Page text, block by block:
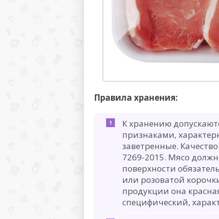
Правила хранения:
К хранению
признаками,
заветренные.
7269-2015. Мясо
поверхности
или розоватой
продукции она
специфический,